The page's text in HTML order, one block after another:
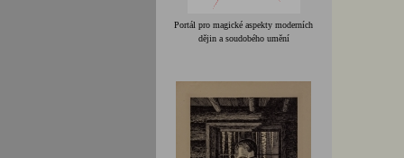
Portál pro magické aspekty moderních
dějin a soudobého umění